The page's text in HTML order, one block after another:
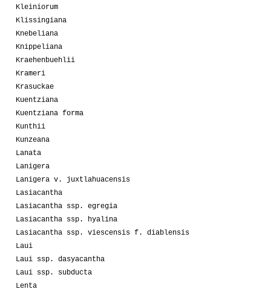
Kleiniorum
Klissingiana
Knebeliana
Knippeliana
Kraehenbuehlii
Krameri
Krasuckae
Kuentziana
Kuentziana forma
Kunthii
Kunzeana
Lanata
Lanigera
Lanigera v. juxtlahuacensis
Lasiacantha
Lasiacantha ssp. egregia
Lasiacantha ssp. hyalina
Lasiacantha ssp. viescensis f. diablensis
Laui
Laui ssp. dasyacantha
Laui ssp. subducta
Lenta